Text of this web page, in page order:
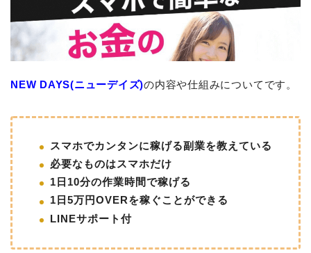
NEW DAYS(ニューデイズ)の内容や仕組みについてです。
スマホでカンタンに稼げる副業を教えている
必要なものはスマホだけ
1日10分の作業時間で稼げる
1日5万円OVERを稼ぐことができる
LINEサポート付